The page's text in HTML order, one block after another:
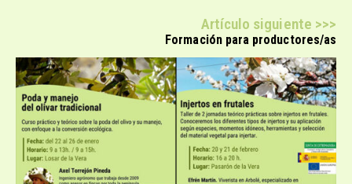
Artículo siguiente >>>
Formación para productores/as